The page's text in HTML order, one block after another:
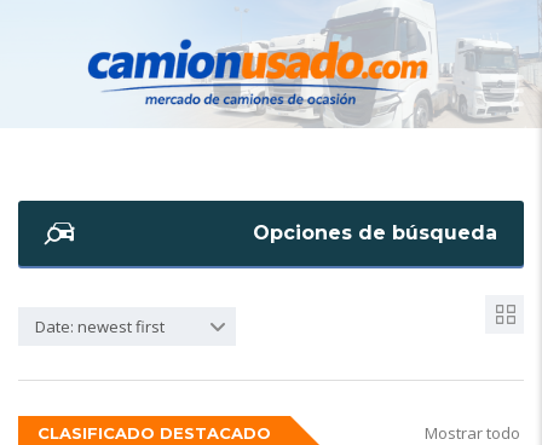
Opciones de búsqueda
Date: newest first
CLASIFICADO DESTACADO Mostrar todo